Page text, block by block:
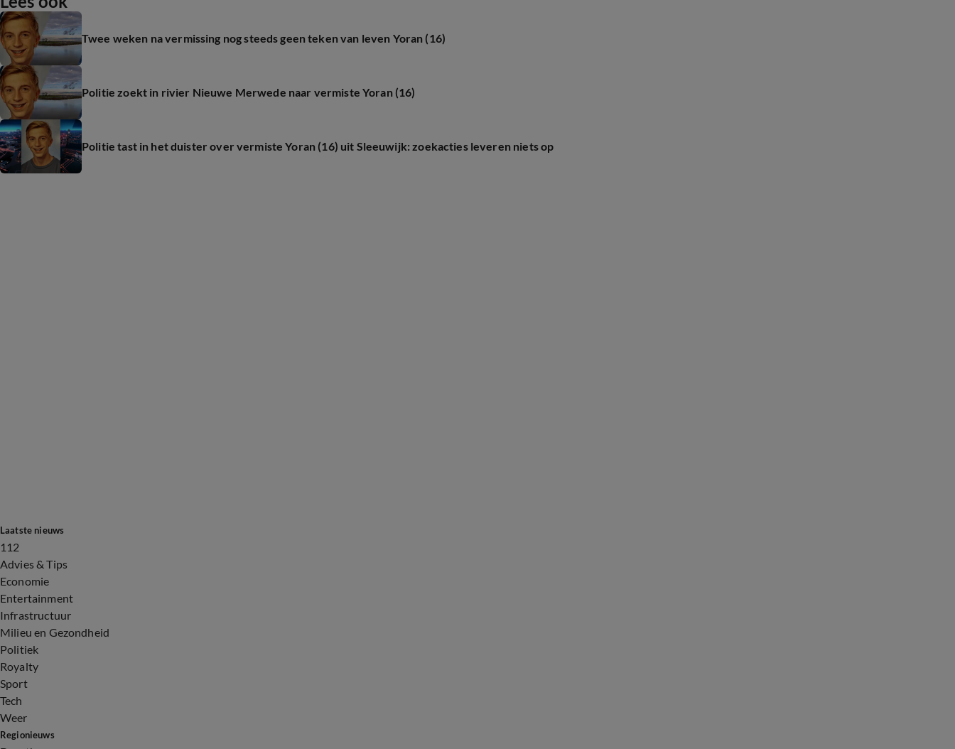
Twee weken na vermissing nog steeds geen teken van leven Yoran (16)
Politie zoekt in rivier Nieuwe Merwede naar vermiste Yoran (16)
Politie tast in het duister over vermiste Yoran (16) uit Sleeuwijk: zoekacties leveren niets op
Laatste nieuws
112
Advies & Tips
Economie
Entertainment
Infrastructuur
Milieu en Gezondheid
Politiek
Royalty
Sport
Tech
Weer
Regionieuws